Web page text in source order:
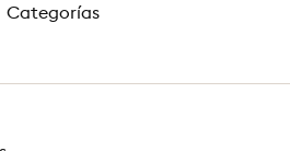
Categorías